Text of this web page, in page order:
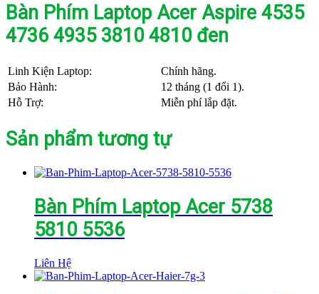
Bàn Phím Laptop Acer Aspire 4535
4736 4935 3810 4810 đen
Linh Kiện Laptop:
Chính hãng.
Bảo Hành:
12 tháng (1 đổi 1).
Hỗ Trợ:
Miễn phí lắp đặt.
Sản phẩm tương tự
Bàn Phím Laptop Acer 5738
5810 5536
Liên Hệ